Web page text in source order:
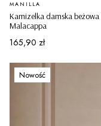
Kamizelka damska
Malacappa
PRODUCENT
MANILLA
Cena
165,90 zł
Nowość